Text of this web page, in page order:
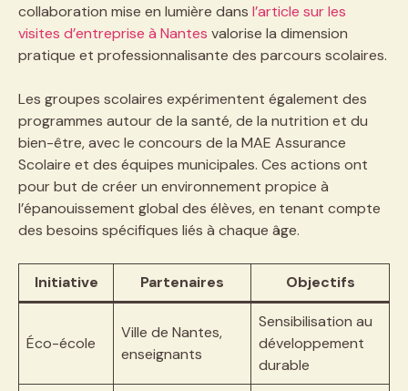
collaboration mise en lumière dans l’article sur les
visites d’entreprise à Nantes valorise la dimension
pratique et professionnalisante des parcours scolaires.
Les groupes scolaires expérimentent également des
programmes autour de la santé, de la nutrition et du
bien-être, avec le concours de la MAE Assurance
Scolaire et des équipes municipales. Ces actions ont
pour but de créer un environnement propice à
l’épanouissement global des élèves, en tenant compte
des besoins spécifiques liés à chaque âge.
Initiative Partenaires Objectifs
Éco-école
Ville de Nantes,
enseignants
Sensibilisation au
développement
durable